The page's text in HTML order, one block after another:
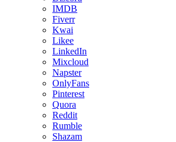
IMDB
Fiverr
Kwai
Likee
LinkedIn
Mixcloud
Napster
OnlyFans
Pinterest
Quora
Reddit
Rumble
Shazam